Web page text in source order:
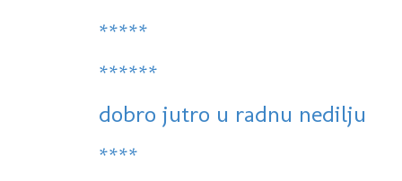
*****
******
dobro jutro u radnu nedilju
****